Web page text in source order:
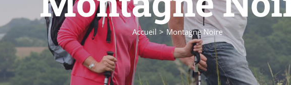
Accueil Montagne Noire